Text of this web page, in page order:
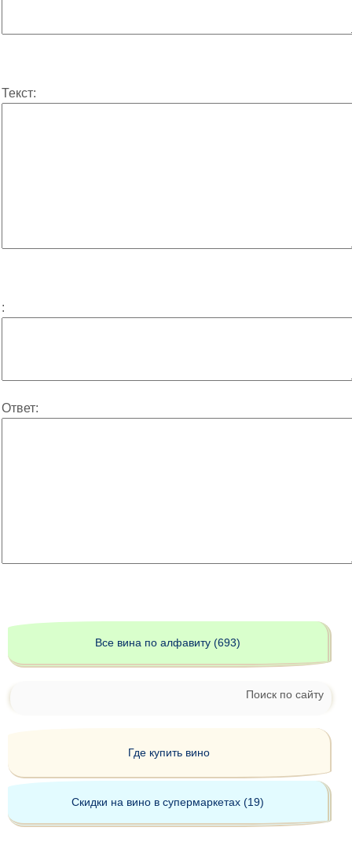
Текст:
:
Ответ:
Все вина по алфавиту (693)
Поиск по сайту
Где купить вино
Скидки на вино в супермаркетах (19)